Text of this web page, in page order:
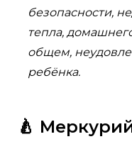
безопасности,
тепла,
общем,
ребёнка.
🍐